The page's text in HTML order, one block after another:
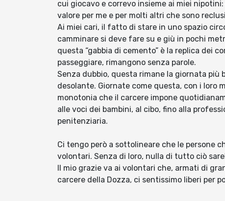
cui giocavo e correvo insieme ai miei
valore per me e per molti altri che sono
Ai miei cari, il fatto di stare in uno spazio
camminare si deve fare su e giù in pochi
questa “gabbia di cemento” è la replica dei
passeggiare, rimangono senza parole.
Senza dubbio, questa rimane la giornata più
desolante. Giornate come questa, con i loro
monotonia che il carcere impone
alle voci dei bambini, al cibo, fino alla
penitenziaria.
Ci tengo però a sottolineare che le persone
volontari. Senza di loro, nulla di tutto ciò
Il mio grazie va ai volontari che, armati di
carcere della Dozza, ci sentissimo liberi per